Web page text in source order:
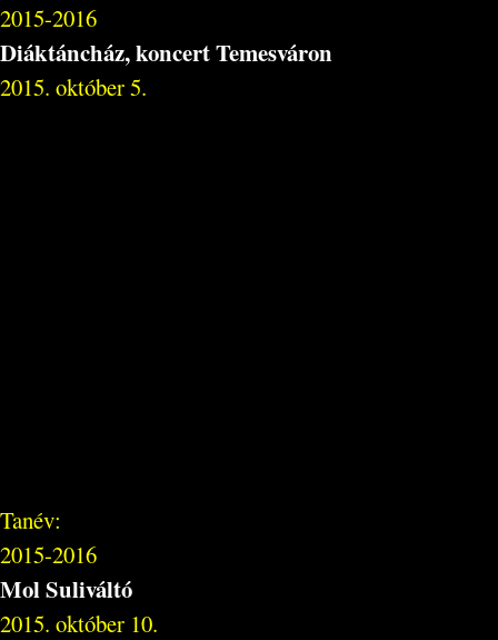
2015-2016
Diáktáncház, koncert Temesváron
2015. október 5.
Tanév:
2015-2016
Mol Suliváltó
2015. október 10.